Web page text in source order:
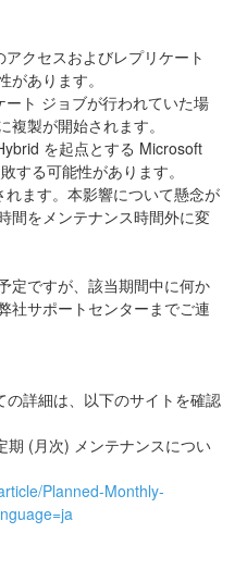
クセスおよびレプリケート
あります。
ト ジョブが行われていた場
製が開始されます。
を起点とする Microsoft
する可能性があります。
ます。本影響について懸念が
間をメンテナンス時間外に変
定ですが、該当期間中に何か
社サポートセンターまでご連
詳細は、以下のサイトを確認
期 (月次) メンテナンスについ
Planned-Monthly-